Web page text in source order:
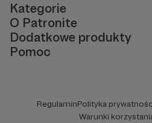
Kategorie
O Patronite
Dodatkowe produkty
Pomoc
RegulaminPolityka
Warunki